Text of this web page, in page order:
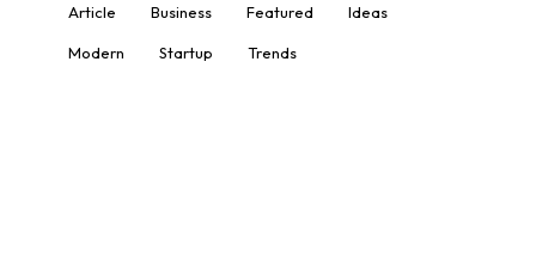
Article Business Featured Ideas
Modern Startup Trends